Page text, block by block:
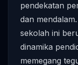
pendekatan
dan
sekolah ini
dinamika
memegang